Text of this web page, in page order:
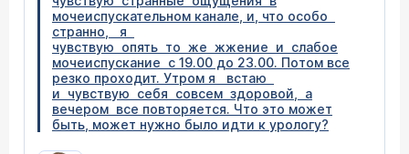
мочеиспускательном канале, и, что особо
странно, я
чувствую опять то же жжение и слабое
мочеиспускание с 19.00 до 23.00. Потом все
резко проходит. Утром я встаю
и чувствую себя совсем здоровой, а
вечером все повторяется. Что это может
быть, может нужно было идти к урологу?